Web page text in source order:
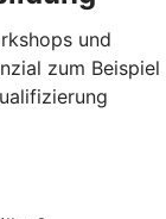
und
zum Beispiel